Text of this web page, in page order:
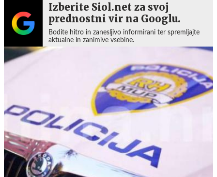
Izberite Siol.net za svoj
prednostni vir na Googlu.
Bodite hitro in zanesljivo informirani ter spremljajte
aktualne in zanimive vsebine.